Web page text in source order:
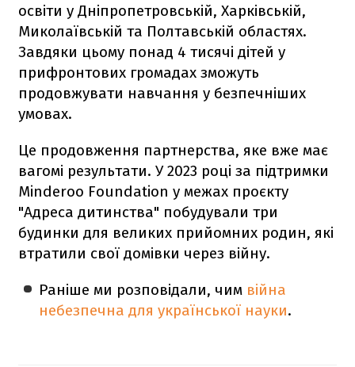
освіти у Дніпропетровській, Харківській,
Миколаївській та Полтавській областях.
Завдяки цьому понад 4 тисячі дітей у
прифронтових громадах зможуть
продовжувати навчання у безпечніших
умовах.
Це продовження партнерства, яке вже має
вагомі результати. У 2023 році за підтримки
Minderoo Foundation у межах проєкту
"Адреса дитинства" побудували три
будинки для великих прийомних родин, які
втратили свої домівки через війну.
Раніше ми розповідали, чим війна
небезпечна для української науки.